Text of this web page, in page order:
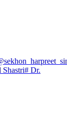
Shastri# Dr.